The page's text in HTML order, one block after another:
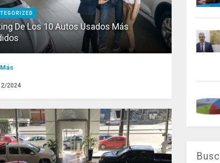
De Los 10 Autos Usados Más
2024